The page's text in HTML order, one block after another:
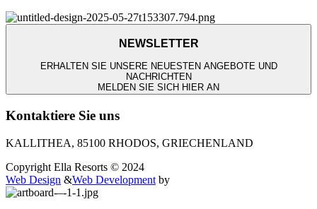
NEWSLETTER
ERHALTEN SIE UNSERE NEUESTEN ANGEBOTE UND
NACHRICHTEN
MELDEN SIE SICH HIER AN
Kontaktiere Sie uns
KALLITHEA, 85100 RHODOS, GRIECHENLAND
Copyright Ella Resorts © 2024
Web Design &Web Development by